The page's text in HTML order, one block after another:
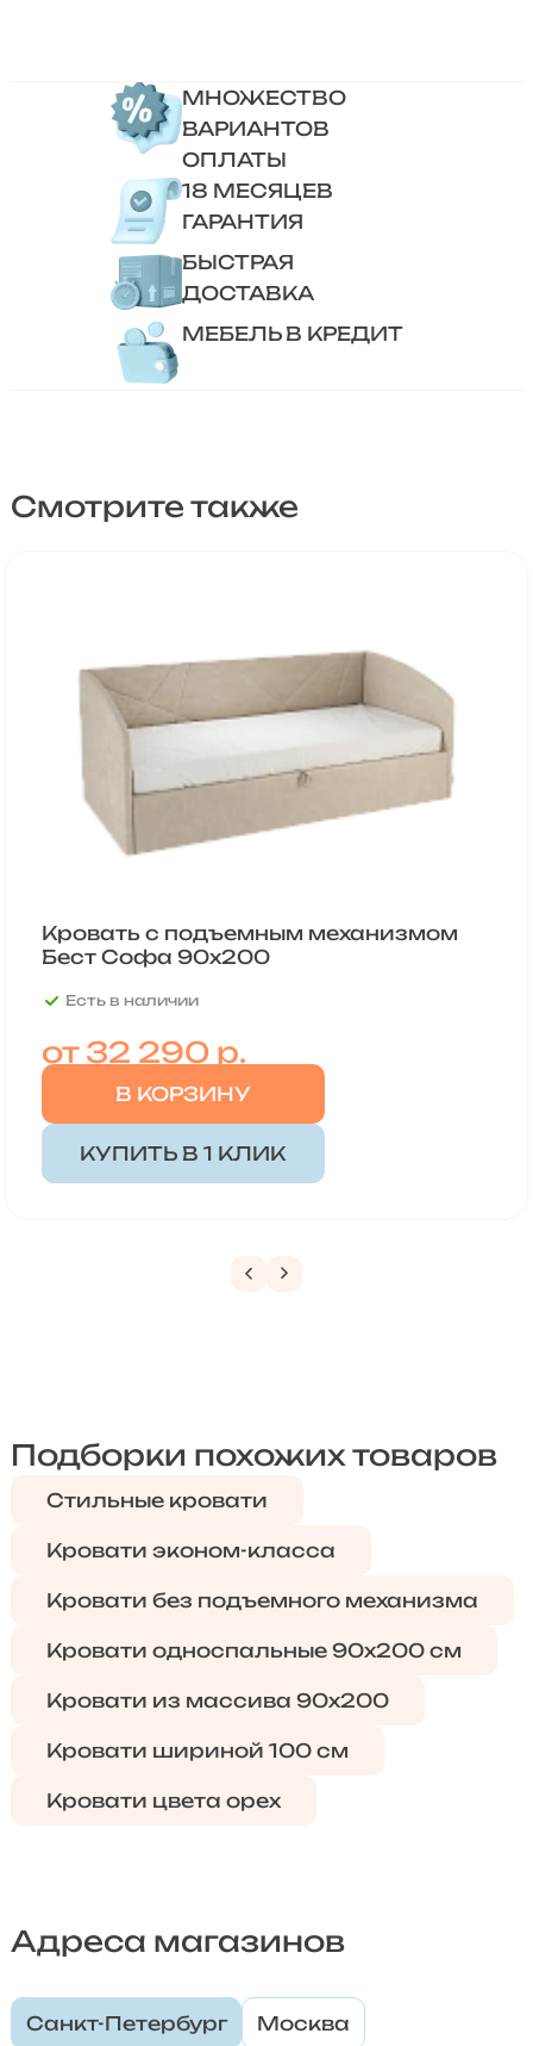
МНОЖЕСТВО
ВАРИАНТОВ
ОПЛАТЫ
18 МЕСЯЦЕВ
ГАРАНТИЯ
БЫСТРАЯ
ДОСТАВКА
МЕБЕЛЬ В КРЕДИТ
Смотрите также
Кровать с подъемным механизмом
Бест Софа 90х200
Есть в наличии
от 32 290 р.
В КОРЗИНУ
КУПИТЬ В 1 КЛИК
Подборки похожих товаров
Стильные кровати
Кровати эконом-класса
Кровати без подъемного механизма
Кровати односпальные 90х200 см
Кровати из массива 90х200
Кровати шириной 100 см
Кровати цвета орех
Адреса магазинов
Санкт-Петербург Москва